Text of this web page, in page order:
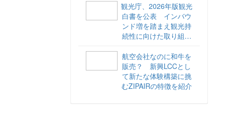
観光庁、2026年版観光
白書を公表 インバウ
ンド増を踏まえ観光持
続性に向けた取り組み
航空会社なのに和牛を
販売？ 新興LCCとし
て新たな体験構築に挑
むZIPAIRの特徴を紹介